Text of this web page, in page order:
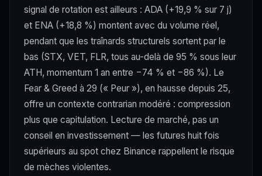
signal de rotation est ailleurs : ADA (+19,9 % sur 7 j)
et ENA (+18,8 %) montent avec du volume réel,
pendant que les traînards structurels sortent par le
bas (STX, VET, FLR, tous au-delà de 95 % sous leur
ATH, momentum 1 an entre −74 % et −86 %). Le
Fear & Greed à 29 (« Peur »), en hausse depuis 25,
offre un contexte contrarian modéré : compression
plus que capitulation. Lecture de marché, pas un
conseil en investissement — les futures huit fois
supérieurs au spot chez Binance rappellent le risque
de mèches violentes.